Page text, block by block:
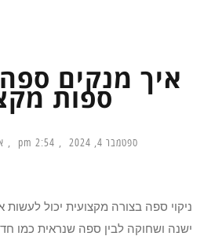
איך מנקים
ספות
ספטמבר 4, 2024 2:54 pm
ניקוי ספה בצורה מקצועית יכול
ישנה ושחוקה לבין ספה שנראית כמו